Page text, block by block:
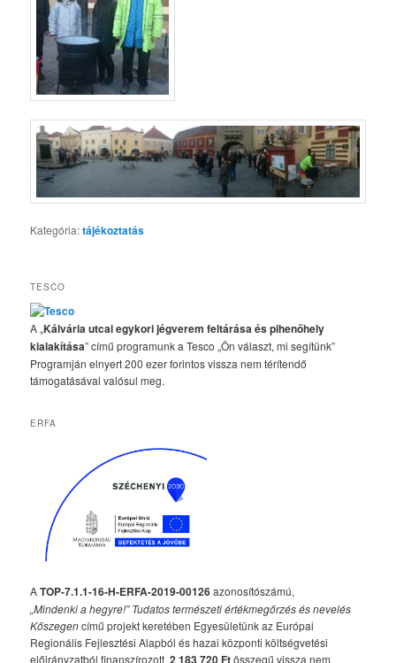
Kategória:tájékoztatás
TESCO
A „Kálvária utcai egykori jégverem feltárása és pihenőhely
kialakítása” című programunk a Tesco „Ön választ, mi segítünk”
Programján elnyert 200 ezer forintos vissza nem térítendő
támogatásával valósul meg.
ERFA
ATOP-7.1.1-16-H-ERFA-2019-00126azonosítószámú,
„Mindenki a hegyre!” Tudatos természeti értékmegőrzés és nevelés
Kőszegencímű projekt keretében Egyesületünk az Európai
Regionális Fejlesztési Alapból és hazai központi költségvetési
előirányzatból finanszírozott2 183 720 Ftösszegű vissza nem